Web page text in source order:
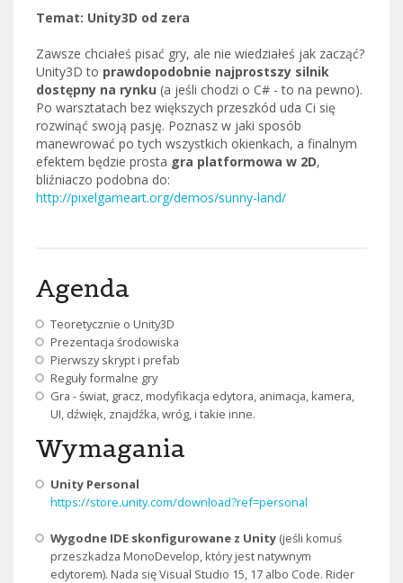
Temat: Unity3D od zera
Zawsze chciałeś pisać gry, ale nie wiedziałeś jak zacząć?
Unity3D to prawdopodobnie najprostszy silnik
dostępny na rynku (a jeśli chodzi o C# - to na pewno).
Po warsztatach bez większych przeszkód uda Ci się
rozwinąć swoją pasję. Poznasz w jaki sposób
manewrować po tych wszystkich okienkach, a finalnym
efektem będzie prosta gra platformowa w 2D,
bliźniaczo podobna do:
http://pixelgameart.org/demos/sunny-land/
Agenda
Teoretycznie o Unity3D
Prezentacja środowiska
Pierwszy skrypt i prefab
Reguły formalne gry
Gra - świat, gracz, modyfikacja edytora, animacja, kamera,
UI, dźwięk, znajdźka, wróg, i takie inne.
Wymagania
Unity Personal
https://store.unity.com/download?ref=personal
Wygodne IDE skonfigurowane z Unity (jeśli komuś
przeszkadza MonoDevelop, który jest natywnym
edytorem). Nada się Visual Studio 15, 17 albo Code. Rider